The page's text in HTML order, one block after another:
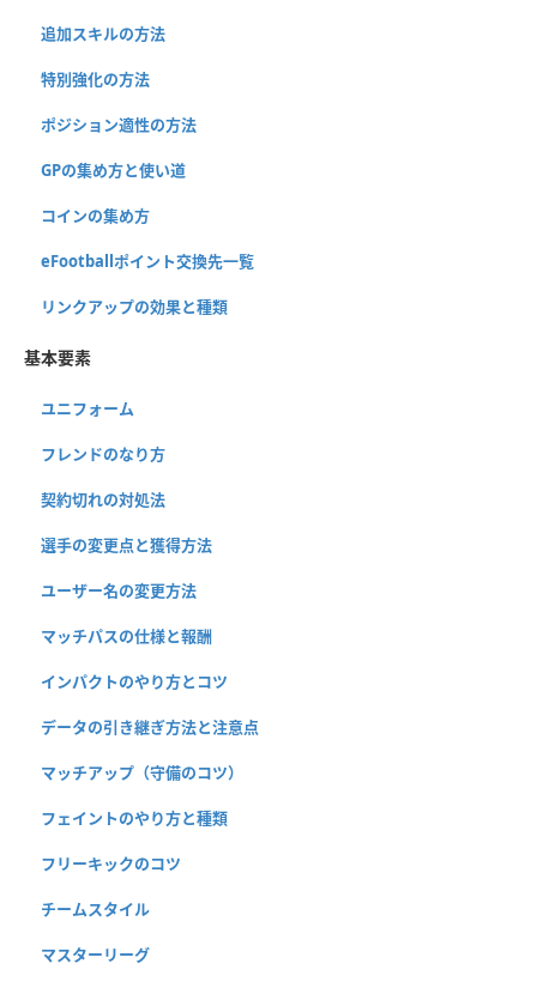
追加スキルの方法
特別強化の方法
ポジション適性の方法
GPの集め方と使い道
コインの集め方
eFootballポイント交換先一覧
リンクアップの効果と種類
基本要素
ユニフォーム
フレンドのなり方
契約切れの対処法
選手の変更点と獲得方法
ユーザー名の変更方法
マッチパスの仕様と報酬
インパクトのやり方とコツ
データの引き継ぎ方法と注意点
マッチアップ（守備のコツ）
フェイントのやり方と種類
フリーキックのコツ
チームスタイル
マスターリーグ